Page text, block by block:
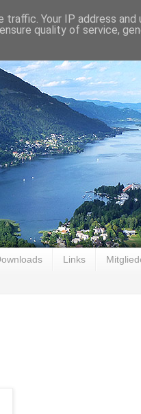
Links
Your IP address and
quality of service,